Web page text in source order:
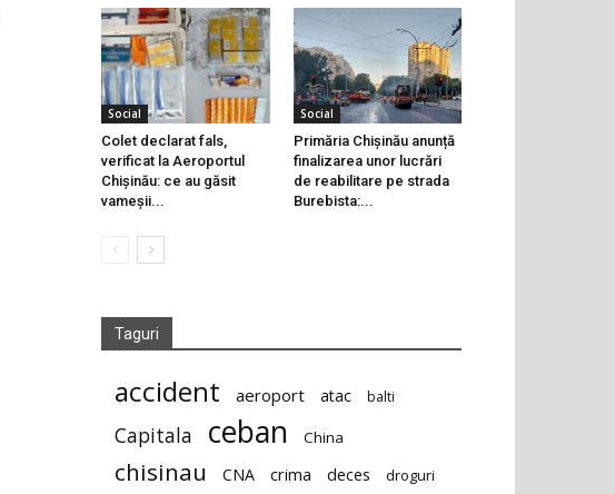
Social
Colet declarat fals,
verificat la Aeroportul
Chișinău: ce au găsit
vameșii...
Social
Primăria Chișinău anunță
finalizarea unor lucrări
de reabilitare pe strada
Burebista:...
Taguri
accident aeroport atac balti
Capitala ceban China
chisinau CNA crima deces droguri